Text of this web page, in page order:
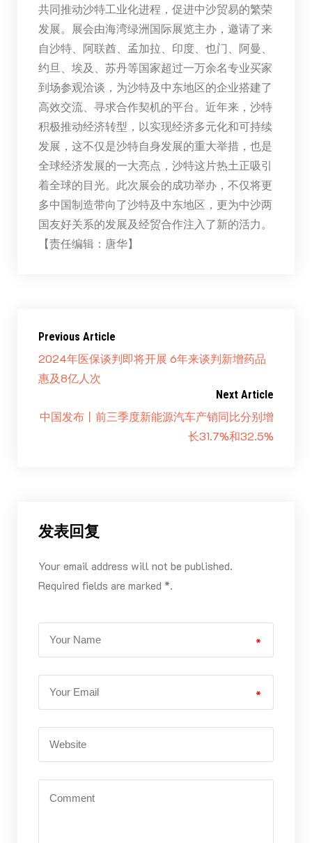
共同推动沙特工业化进程，促进中沙贸易的繁荣
发展。展会由海湾绿洲国际展览主办，邀请了来
自沙特、阿联酋、孟加拉、印度、也门、阿曼、
约旦、埃及、苏丹等国家超过一万余名专业买家
到场参观洽谈，为沙特及中东地区的企业搭建了
高效交流、寻求合作契机的平台。近年来，沙特
积极推动经济转型，以实现经济多元化和可持续
发展，这不仅是沙特自身发展的重大举措，也是
全球经济发展的一大亮点，沙特这片热土正吸引
着全球的目光。此次展会的成功举办，不仅将更
多中国制造带向了沙特及中东地区，更为中沙两
国友好关系的发展及经贸合作注入了新的活力。
【责任编辑：唐华】
Previous Article
2024年医保谈判即将开展 6年来谈判新增药品
惠及8亿人次
Next Article
中国发布丨前三季度新能源汽车产销同比分别增
长31.7%和32.5%
发表回复
Your email address will not be published.
Required fields are marked *.
*
*